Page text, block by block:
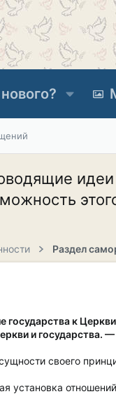
государства к
и государства.
своего
установка